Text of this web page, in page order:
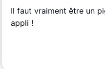
Il faut vraiment être un
appli !